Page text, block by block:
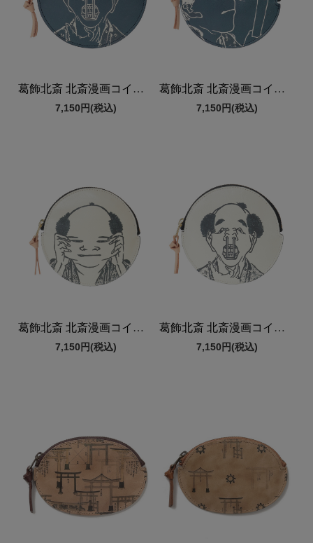
葛飾北斎 北斎漫画コインケース
7,150円(税込)
葛飾北斎 北斎漫画コインケース
7,150円(税込)
葛飾北斎 北斎漫画コインケース
7,150円(税込)
葛飾北斎 北斎漫画コインケース
7,150円(税込)